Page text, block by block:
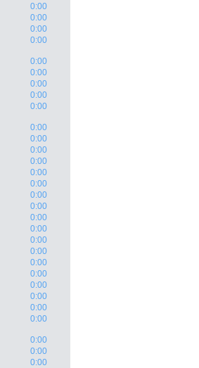
0:00
0:00
0:00
0:00
0:00
0:00
0:00
0:00
0:00
0:00
0:00
0:00
0:00
0:00
0:00
0:00
0:00
0:00
0:00
0:00
0:00
0:00
0:00
0:00
0:00
0:00
0:00
0:00
0:00
0:00